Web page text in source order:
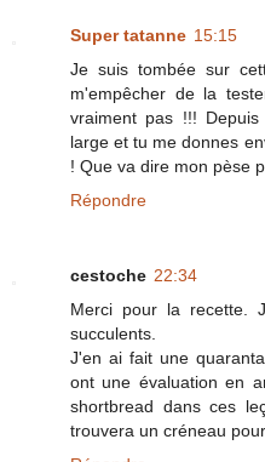
Super tatanne 15:15
Je suis tombée sur
m'empêcher de la
vraiment pas !!!
large et tu me donnes
! Que va dire mon pèse
Répondre
cestoche 22:34
Merci pour la recette.
succulents.
J'en ai fait une
ont une évaluation en
shortbread dans ces
trouvera un créneau